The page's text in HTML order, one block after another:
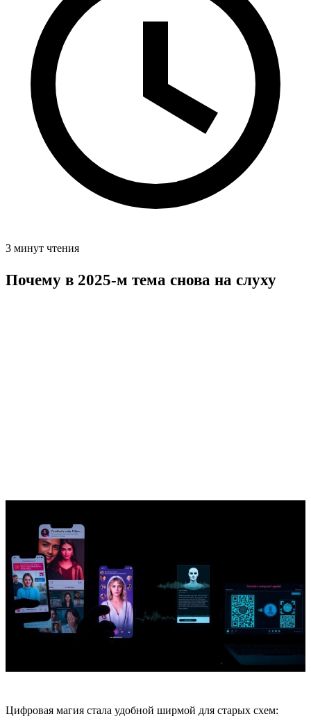
3 минут чтения
Почему в 2025-м тема снова на слуху
Цифровая магия стала удобной ширмой для старых схем: